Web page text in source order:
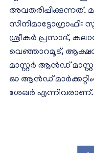
അവതരിപ്പിക്കുന്നത്.
ശ്രീകര്‍ പ്രസാദ്,
വെഞ്ഞാറമൂട്,
മാസ്റ്റര്‍ ആന്‍ഡ്
ഓ ആന്‍ഡ്
ശേഖര്‍ എന്നിവരാണ്.